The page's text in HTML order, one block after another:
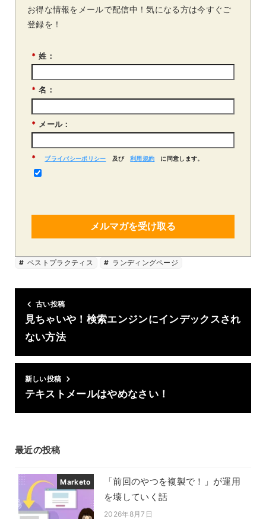
お得な情報をメールで配信中！気になる方は今すぐご
登録を！
* 姓：
* 名：
* メール：
* プライバシーポリシー 及び 利用規約 に同意します。
メルマガを受け取る
ベストプラクティス ランディングページ
古い投稿
見ちゃいや！検索エンジンにインデックスされ
ない方法
新しい投稿
テキストメールはやめなさい！
最近の投稿
Marketo
「前回のやつを複製で！」が運用
を壊していく話
2026年8月7日